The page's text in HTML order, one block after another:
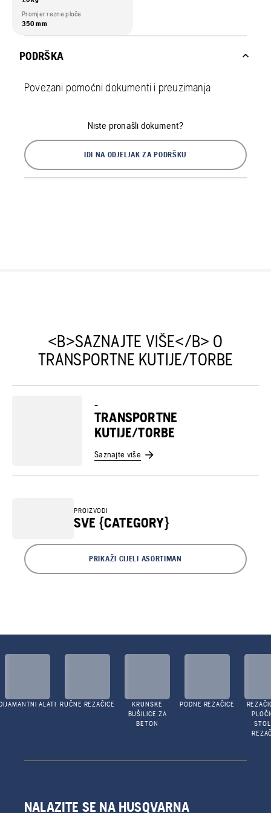
Promjer rezne ploče
350 mm
PODRŠKA
Povezani pomoćni dokumenti i preuzimanja
Niste pronašli dokument?
IDI NA ODJELJAK ZA PODRŠKU
<B>SAZNAJTE VIŠE</B> O
TRANSPORTNE KUTIJE/TORBE
–
TRANSPORTNE
KUTIJE/TORBE
Saznajte više
PROIZVODI
SVE {CATEGORY}
PRIKAŽI CIJELI ASORTIMAN
ALATI RUČNE REZAČICE
KRUNSKE
BUŠILICE ZA
BETON
PODNE REZAČICE
NALAZITE SE NA HUSQVARNA